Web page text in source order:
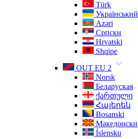
Türk
Український
Azəri
Српски
Hrvatski
Shqipe
OUT EU 2
Norsk
Беларуская
ქართული
Հայերեն
Bosanski
Македонски
Íslensku